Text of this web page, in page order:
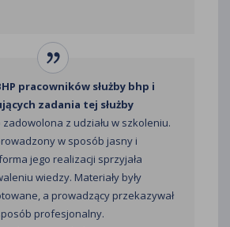
pracowników służby bhp i
zadania tej służby
zadowolona z udziału w szkoleniu.
w sposób jasny i
jego realizacji sprzyjała
wiedzy. Materiały były
a prowadzący przekazywał
profesjonalny.